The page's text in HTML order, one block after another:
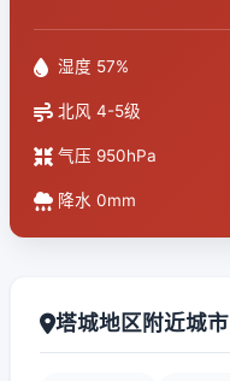
湿度 57%
北风 4-5级
气压 950hPa
降水 0mm
塔城地区附近城市